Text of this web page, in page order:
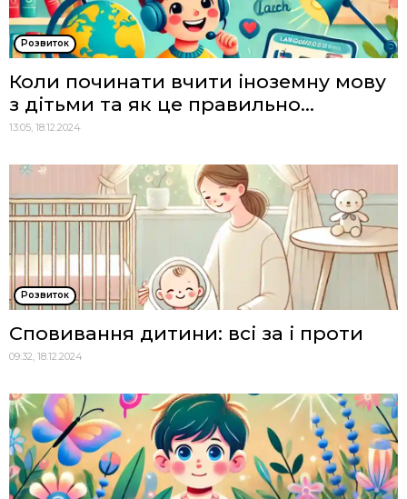
Розвиток
Коли починати вчити іноземну мову
з дітьми та як це правильно...
13:05, 18.12.2024
Розвиток
Сповивання дитини: всі за і проти
09:32, 18.12.2024